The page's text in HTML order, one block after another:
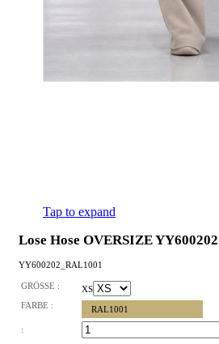
Tap to expand
Lose Hose OVERSIZE YY600202
YY600202_RAL1001
GRÖSSE : XS
FARBE :
RAL1001
: